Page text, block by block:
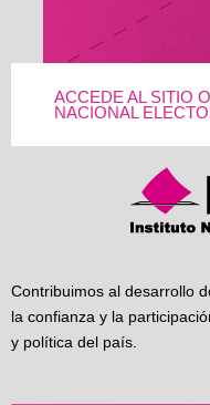
ACCEDE AL SITIO
NACIONAL
Contribuimos al desarrollo
la confianza y la
y política del país.